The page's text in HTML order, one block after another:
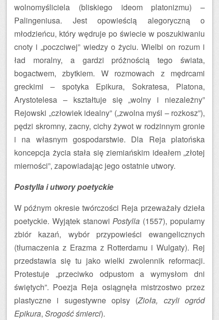
wolnomyśliciela (bliskiego ideom platonizmu) –
Palingeniusa. Jest opowieścią alegoryczną o
młodzieńcu, który wędruje po świecie w poszukiwaniu
cnoty i „poczciwej” wiedzy o życiu. Wielbi on rozum i
ład moralny, a gardzi próżnością tego świata,
bogactwem, zbytkiem. W rozmowach z mędrcami
greckimi – spotyka Epikura, Sokratesa, Platona,
Arystotelesa – kształtuje się „wolny i niezależny”
Rejowski „człowiek idealny” („zwolna myśl – rozkosz”),
pędzi skromny, zacny, cichy żywot w rodzinnym gronie
i na własnym gospodarstwie. Dla Reja platońska
koncepcja życia stała się ziemiańskim ideałem „złotej
mierności”, zapowiadając jego ostatnie utwory.
Postylla i utwory poetyckie
W późnym okresie twórczości Reja przeważały dzieła
poetyckie. Wyjątek stanowiPostylla (1557), popularny
zbiór kazań, wybór przypowieści ewangelicznych
(tłumaczenia z Erazma z Rotterdamu i Wulgaty). Rej
przedstawia się tu jako wielki zwolennik reformacji.
Protestuje „przeciwko odpustom a wymysłom dni
świętych”. Poezja Reja osiągnęła mistrzostwo przez
plastyczne i sugestywne opisy (Zioła, czyli ogród
Epikura, Srogość śmierci).